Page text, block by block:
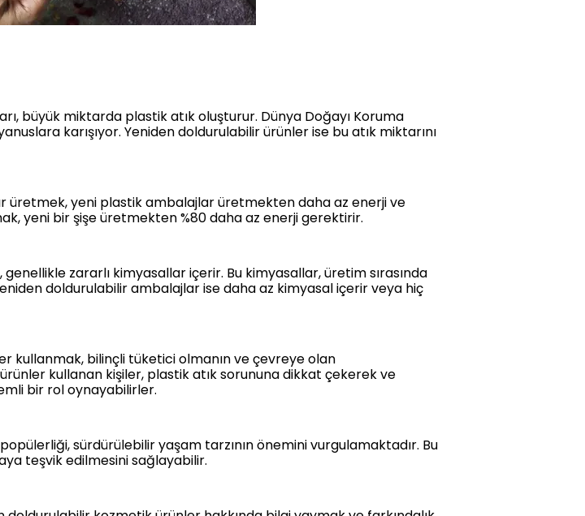
büyük miktarda plastik atık oluşturur. Dünya Doğayı Koruma
karışıyor. Yeniden doldurulabilir ürünler ise bu atık miktarını
üretmek, yeni plastik ambalajlar üretmekten daha az enerji ve
yeni bir şişe üretmekten %80 daha az enerji gerektirir.
zararlı kimyasallar içerir. Bu kimyasallar, üretim sırasında
doldurulabilir ambalajlar ise daha az kimyasal içerir veya hiç
kullanmak, bilinçli tüketici olmanın ve çevreye olan
kullanan kişiler, plastik atık sorununa dikkat çekerek ve
bir rol oynayabilirler.
sürdürülebilir yaşam tarzının önemini vurgulamaktadır. Bu
teşvik edilmesini sağlayabilir.